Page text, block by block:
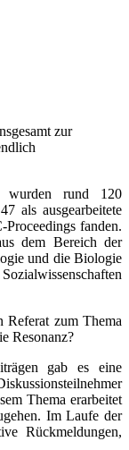
zur
wurden rund 120
als ausgearbeitete
fanden.
dem Bereich der
und die Biologie
Referat zum Thema
Resonanz?
gab es eine
Thema erarbeitet
Im Laufe der
Rückmeldungen,